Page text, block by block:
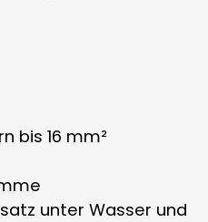
bis 16 mm²
unter Wasser und